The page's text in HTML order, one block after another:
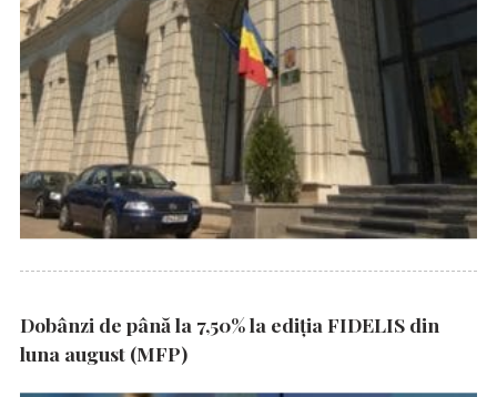
Dobânzi de până la 7,50% la ediția FIDELIS din
luna august (MFP)